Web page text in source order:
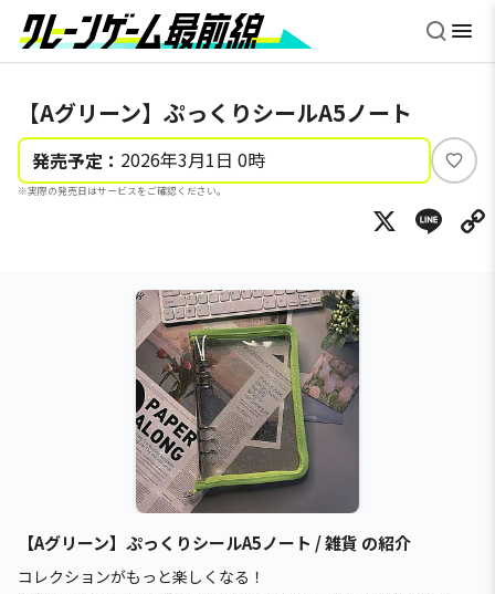
【Aグリーン】ぷっくりシールA5ノート
発売予定： 2026年3月1日 0時
※実際の発売日はサービスをご確認ください。
い
ね
X
【Aグリーン】ぷっくりシールA5ノート / 雑貨 の紹介
コレクションがもっと楽しくなる！